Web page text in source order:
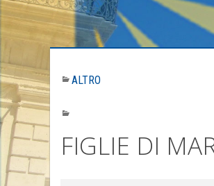
ALTRO
FIGLIE DI